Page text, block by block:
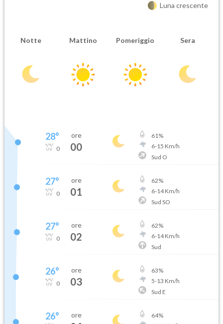
Luna crescente
Notte Mattino Pomeriggio Sera
28°
0
ore
00
61%
6-15 Km/h
Sud O
27°
0
ore
01
62%
6-14Km/h
Sud SO
27°
0
ore
02
62%
6-14Km/h
Sud
26°
0
ore
03
63%
5-13 Km/h
Sud E
26° ore 64%